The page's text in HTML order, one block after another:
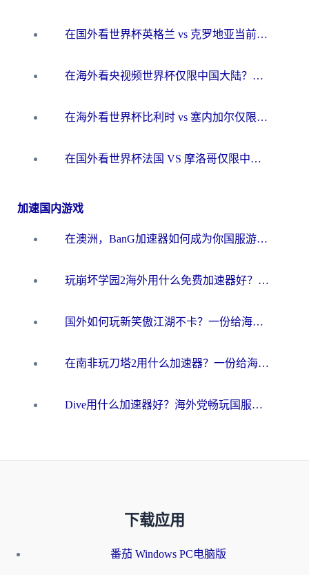
在国外看世界杯英格兰 vs 克罗地亚当前地区不可播放？这篇指南帮你搞定所有海外观赛难题
在海外看央视频世界杯仅限中国大陆？这篇指南帮你解锁中文解说+无卡顿直播
在海外看世界杯比利时 vs 塞内加尔仅限中国大陆？我找到了最流畅的中文解说之路
在国外看世界杯法国 VS 摩洛哥仅限中国大陆？海外党这样看中文解说赛事不卡顿
加速国内游戏
在澳洲，BanG加速器如何成为你国服游戏的“时光机”？
玩崩坏学园2海外用什么免费加速器好？2026海外党亲测国服游戏加速指南
国外如何玩新笑傲江湖不卡？一份给海外游子的终极网络指南
在南非玩刀塔2用什么加速器？一份给海外游子的终极生存指南
Dive用什么加速器好？海外党畅玩国服游戏的终极避坑指南
下载应用
番茄 Windows PC电脑版